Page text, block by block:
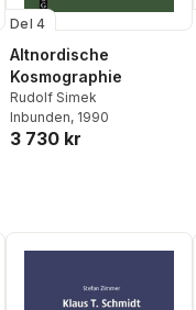
Del 4
Altnordische
Kosmographie
Rudolf Simek
Inbunden, 1990
3 730 kr